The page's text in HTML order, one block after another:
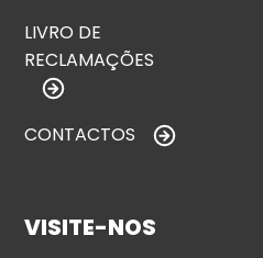
LIVRO DE
RECLAMAÇÕES
CONTACTOS
VISITE-NOS